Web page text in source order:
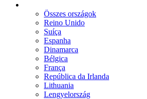
Összes országok
Reino Unido
Suíça
Espanha
Dinamarca
Bélgica
França
República da Irlanda
Lithuania
Lengyelország